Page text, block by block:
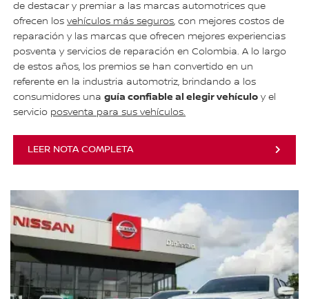
de destacar y premiar a las marcas automotrices que
ofrecen losvehículos más seguros, con mejores costos de
reparación y las marcas que ofrecen mejores experiencias
posventa y servicios de reparación en Colombia. A lo largo
de estos años, los premios se han convertido en un
referente en la industria automotriz, brindando a los
consumidores unaguía confiable al elegir vehículo y el
servicio posventa para sus vehículos.
LEER NOTA COMPLETA